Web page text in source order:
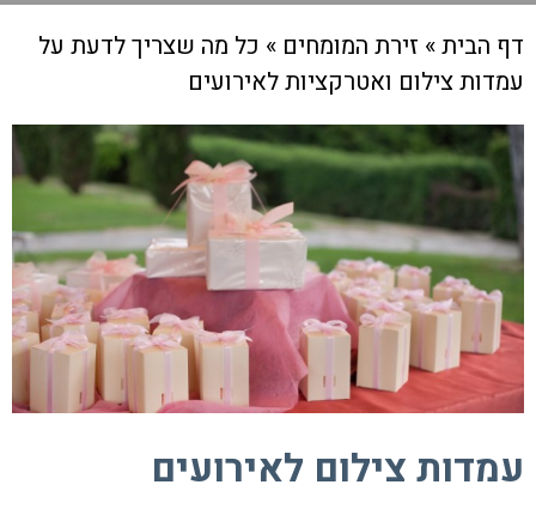
דף הבית» זירת המומחים » כל מה שצריך לדעת על
עמדות צילום ואטרקציות לאירועים
עמדות צילום לאירועים